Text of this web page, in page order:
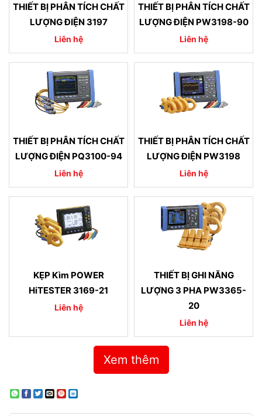
THIẾT BỊ PHÂN TÍCH CHẤT
LƯỢNG ĐIỆN 3197
Liên hệ
THIẾT BỊ PHÂN TÍCH CHẤT
LƯỢNG ĐIỆN PW3198-90
Liên hệ
THIẾT BỊ PHÂN TÍCH CHẤT
LƯỢNG ĐIỆN PQ3100-94
Liên hệ
THIẾT BỊ PHÂN TÍCH CHẤT
LƯỢNG ĐIỆN PW3198
Liên hệ
KẸP Kìm POWER
HiTESTER 3169-21
Liên hệ
THIẾT BỊ GHI NĂNG
LƯỢNG 3 PHA PW3365-
20
Liên hệ
Xem thêm